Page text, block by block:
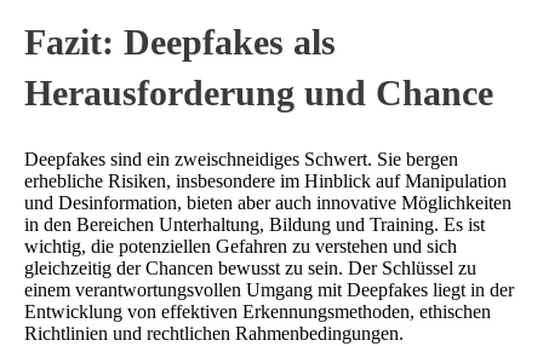
Fazit: Deepfakes als
Herausforderung und Chance
Deepfakes sind ein zweischneidiges Schwert. Sie bergen
erhebliche Risiken, insbesondere im Hinblick auf Manipulation
und Desinformation, bieten aber auch innovative Möglichkeiten
in den Bereichen Unterhaltung, Bildung und Training. Es ist
wichtig, die potenziellen Gefahren zu verstehen und sich
gleichzeitig der Chancen bewusst zu sein. Der Schlüssel zu
einem verantwortungsvollen Umgang mit Deepfakes liegt in der
Entwicklung von effektiven Erkennungsmethoden, ethischen
Richtlinien und rechtlichen Rahmenbedingungen.